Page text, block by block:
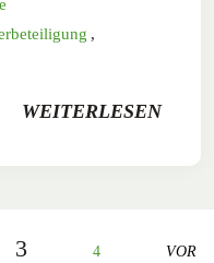
,
WEITERLESEN
3 4 VOR